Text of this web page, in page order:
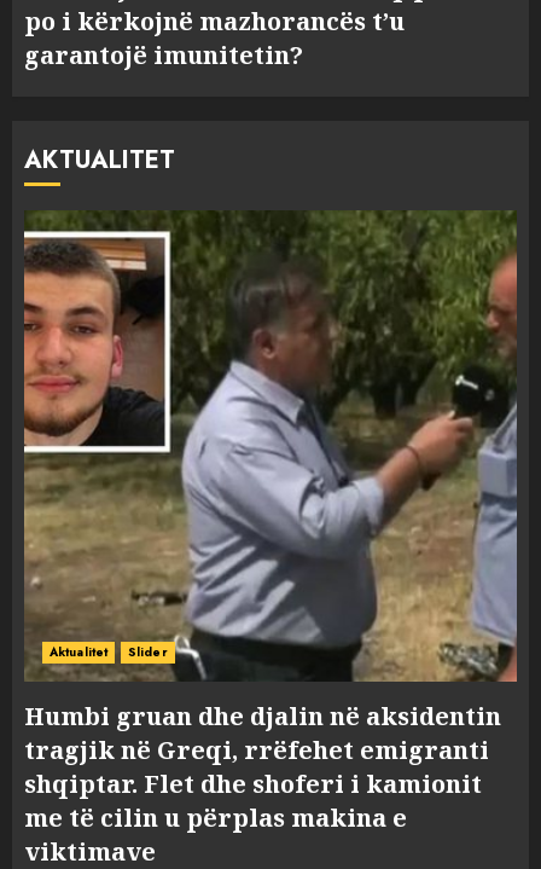
po i kërkojnë mazhorancës t’u
garantojë imunitetin?
AKTUALITET
Aktualitet Slider
Humbi gruan dhe djalin në aksidentin
tragjik në Greqi, rrëfehet emigranti
shqiptar. Flet dhe shoferi i kamionit
me të cilin u përplas makina e
viktimave